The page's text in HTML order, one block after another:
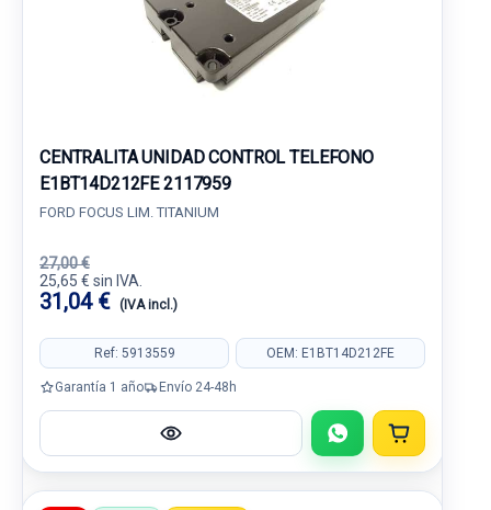
CENTRALITA UNIDAD CONTROL TELEFONO
E1BT14D212FE 2117959
FORD FOCUS LIM. TITANIUM
27,00 €
25,65 € sin IVA.
31,04 € (IVA incl.)
Ref: 5913559 OEM: E1BT14D212FE
Garantía 1 año Envío 24-48h